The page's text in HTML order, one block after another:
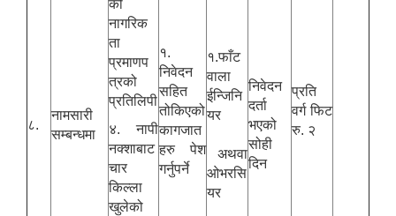
८.
नामसारी
सम्बन्धमा
को
नागरिक
ता
प्रमाणप
त्रको
प्रतिलिपी
४. नापी
नक्शाबाट
चार
किल्ला
खुलेको
१.
निवेदन
सहित
तोकिएको
कागजात
हरु पेश
गर्नुपर्ने
१.फाँट
वाला
ईन्जिनि
यर
अथवा
ओभरसि
यर
निवेदन
दर्ता
भएको
सोही
दिन
प्रति
वर्ग फिट
रु. २